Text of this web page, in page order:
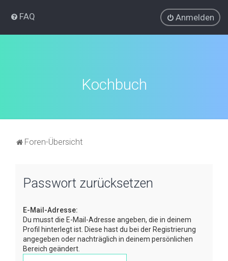
FAQ Anmelden
Kochbuch
Foren-Übersicht
Passwort zurücksetzen
E-Mail-Adresse:
Du musst die E-Mail-Adresse angeben, die in deinem
Profil hinterlegt ist. Diese hast du bei der Registrierung
angegeben oder nachträglich in deinem persönlichen
Bereich geändert.